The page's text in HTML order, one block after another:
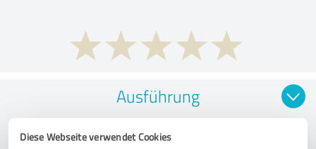
Diese Webseite verwendet Cookies
Ausführung